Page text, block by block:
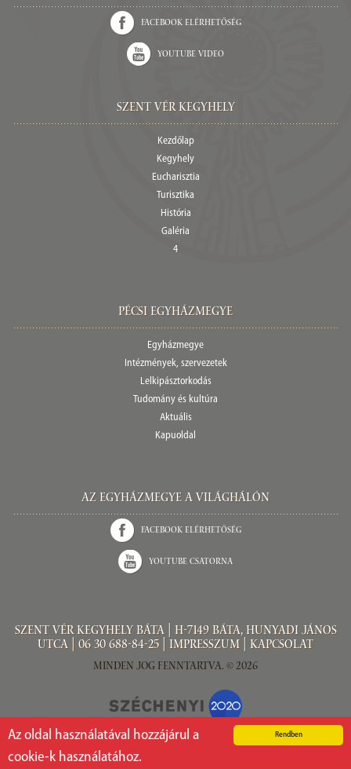
Rendben
Az oldal használatával hozzájárul a
cookie-k használatához.
Facebook elérhetőség
Youtube video
Szent Vér Kegyhely
Kezdőlap
Kegyhely
Eucharisztia
Turisztika
História
Galéria
4
Pécsi egyházmegye
Egyházmegye
Intézmények, szervezetek
Lelkipásztorkodás
Tudomány és kultúra
Aktuális
Kapuoldal
Az Egyházmegye a világhálón
Facebook elérhetőség
Youtube csatorna
Szent Vér kegyhely Báta | H-7149 Báta, Hunyadi János
utca | 06 30 688-84-25| Impresszum Kapcsolat
Minden jog fenntartva. © 2026